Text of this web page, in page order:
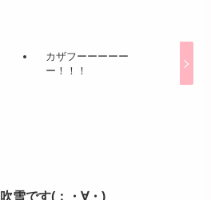
カザフーーーーー
ー！！！
吹雪です(；・∀・)